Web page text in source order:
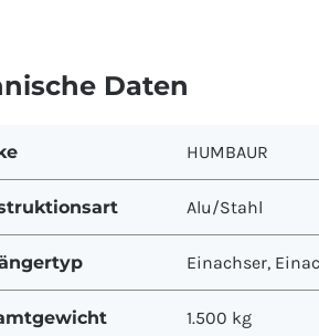
Daten
HUMBAUR
Alu/Stahl
Einachser,
1.500 kg